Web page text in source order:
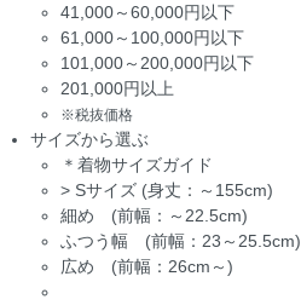
41,000～60,000円以下
61,000～100,000円以下
101,000～200,000円以下
201,000円以上
※税抜価格
サイズから選ぶ
＊着物サイズガイド
> Sサイズ (身丈：～155cm)
細め (前幅：～22.5cm)
ふつう幅 (前幅：23～25.5cm)
広め (前幅：26cm～)